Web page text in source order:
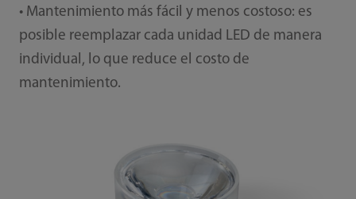
• Mantenimiento más fácil y menos costoso: es
posible reemplazar cada unidad LED de manera
individual, lo que reduce el costo de
mantenimiento.